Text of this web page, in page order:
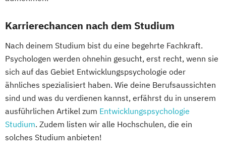
Karrierechancen nach dem Studium
Nach deinem Studium bist du eine begehrte Fachkraft.
Psychologen werden ohnehin gesucht, erst recht, wenn sie
sich auf das Gebiet Entwicklungspsychologie oder
ähnliches spezialisiert haben. Wie deine Berufsaussichten
sind und was du verdienen kannst, erfährst du in unserem
ausführlichen Artikel zum Entwicklungspsychologie
Studium. Zudem listen wir alle Hochschulen, die ein
solches Studium anbieten!